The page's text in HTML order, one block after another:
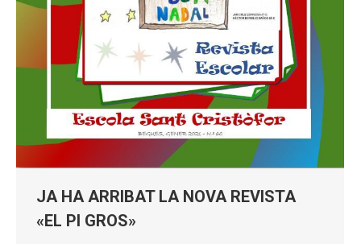
JA HA ARRIBAT LA NOVA REVISTA
«EL PI GROS»